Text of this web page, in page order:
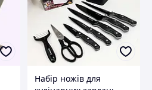
Набір ножів для